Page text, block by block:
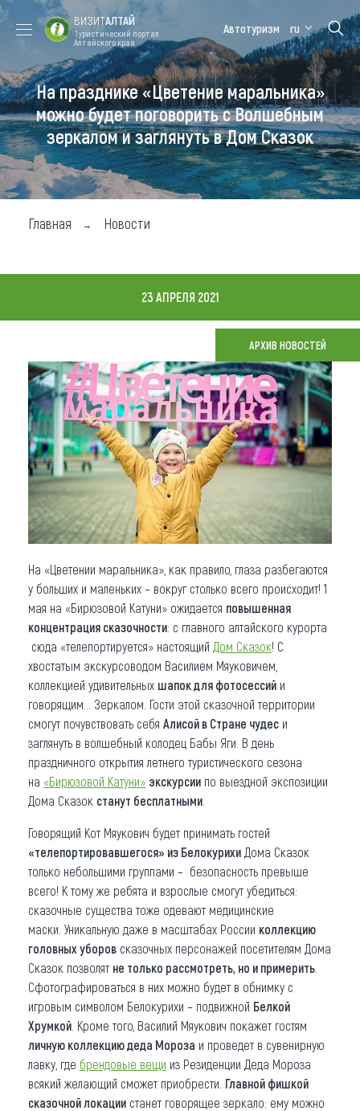
Форум VISIT
ALTAI
Цветение
маральника
Медицинский
форум
Алтайская
зимовка
Туры
Где побывать
Чем заняться
Карта
Что привезти (сувениры)
О регионе
Коллекция впечатлений
Другие рубрики
ВИЗИТАЛТАЙ
Туристический портал
Алтайского края
Автотуризм ru
На празднике «Цветение маральника»
можно будет поговорить с Волшебным
зеркалом и заглянуть в Дом Сказок
Главная Новости
23 АПРЕЛЯ 2021
АРХИВ НОВОСТЕЙ
На «Цветении маральника», как правило, глаза разбегаются
у больших и маленьких – вокруг столько всего происходит! 1
мая на «Бирюзовой Катуни» ожидается повышенная
концентрация сказочности: с главного алтайского курорта
сюда «телепортируется» настоящий Дом Сказок! С
хвостатым экскурсоводом Василием Мяуковичем,
коллекцией удивительных шапок для фотосессий и
говорящим… Зеркалом. Гости этой сказочной территории
смогут почувствовать себя Алисой в Стране чудес и
заглянуть в волшебный колодец Бабы Яги. В день
праздничного открытия летнего туристического сезона
на «Бирюзовой Катуни» экскурсии по выездной экспозиции
Дома Сказок станут бесплатными
Говорящий Кот Мяукович будет принимать гостей
«телепортировавшегося» из Белокурихи Дома Сказок
только небольшими группами – безопасность превыше
всего! К тому же ребята и взрослые смогут убедиться:
сказочные существа тоже одевают медицинские
маски. Уникальную даже в масштабах России коллекцию
головных уборов сказочных персонажей посетителям Дома
Сказок позволят не только рассмотреть, но и примерить
Сфотографироваться в них можно будет в обнимку с
игровым символом Белокурихи – подвижной Белкой
Хрумкой . Кроме того, Василий Мяукович покажет гостям
личную коллекцию деда Мороза и проведет в сувенирную
лавку, где брендовые вещи из Резиденции Деда Мороза
всякий желающий сможет приобрести. Главной фишкой
сказочной локации станет говорящее зеркало: ему можно